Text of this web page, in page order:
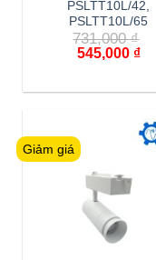
PSLTT10L/42,
PSLTT10L/65
731,000₫
Giá
731,000 ₫.
545,000 ₫Giá
là:
Giảm giá